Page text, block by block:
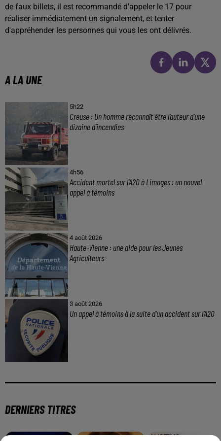
de faux billets, il est recommandé d’appeler le 17 pour
réaliser immédiatement un signalement, et tenter
d'appréhender les personnes qui vous les ont délivrés.
A LA UNE
5h22
Creuse : Un homme reconnaît être l’auteur d’une
dizaine d’incendies
4h56
Accident mortel sur l’A20 à Limoges : un nouvel
appel à témoins
4 août 2026
Haute-Vienne : une aide pour les Jeunes
Agriculteurs
3 août 2026
Un appel à témoins à la suite d’un accident sur l’A20
DERNIERS TITRES